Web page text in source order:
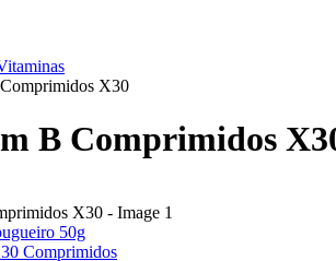
X30
B Comprimidos
50g
Comprimidos